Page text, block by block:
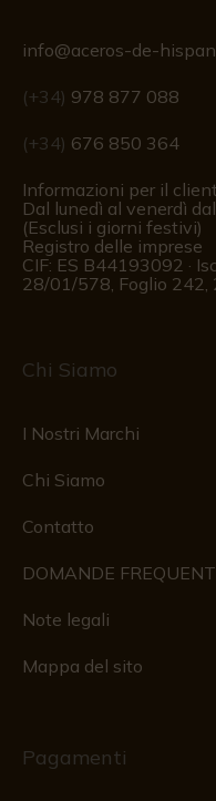
info@aceros-de-
(+34) 978 877 088
(+34) 676 850 364
Informazioni per il
Dal lunedì al venerdì
(Esclusi i giorni festivi)
Registro delle imprese
CIF: ES B44193092 ·
28/01/578, Foglio
Chi Siamo
I Nostri Marchi
Chi Siamo
Contatto
DOMANDE
Note legali
Mappa del sito
Pagamenti